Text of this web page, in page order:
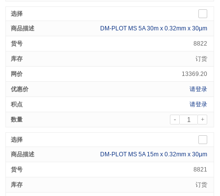
DM-PLOT MS 5A 30m x 0.32mm x 30μm
8822
订货
13369.20
请登录
请登录
- +
DM-PLOT MS 5A 15m x 0.32mm x 30μm
8821
订货